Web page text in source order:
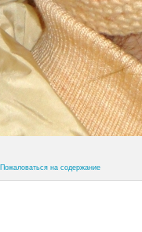
Пожаловаться на содержание